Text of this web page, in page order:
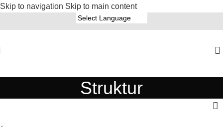
Skip to navigation Skip to main content
Struktur